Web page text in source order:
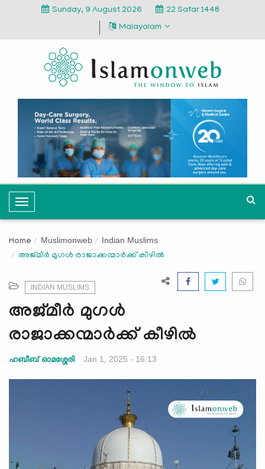
Sunday, 9 August 2026
22 Safar 1448
Malayalam
T
o
g
l
a
v
i
a
Home Muslimonweb Indian Muslims
അജ്മീർ മുഗൾ രാജാക്കന്മാർക്ക് കീഴിൽ
INDIAN MUSLIMS
അജ്മീർ മുഗൾ
രാജാക്കന്മാർക്ക് കീഴിൽ
ഹബീബ് ഓമശ്ശേരി Jan 1, 2025 - 16:13